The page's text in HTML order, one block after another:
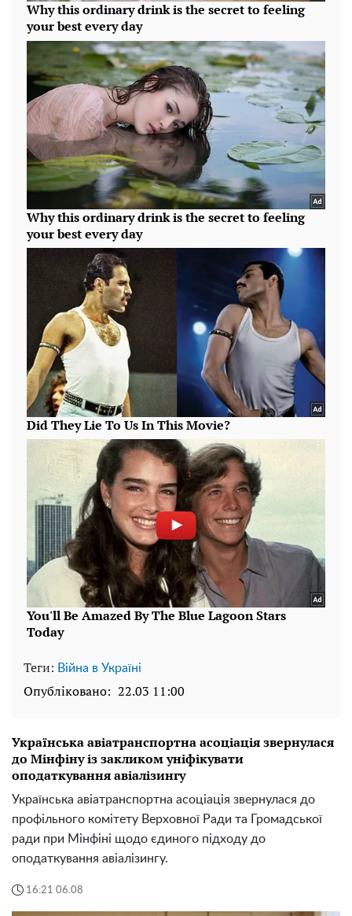
Теги: Війна в Україні
Опубліковано: 22.03 11:00
Українська авіатранспортна асоціація звернулася
до Мінфіну із закликом уніфікувати
оподаткування авіалізингу
Українська авіатранспортна асоціація звернулася до
профільного комітету Верховної Ради та Громадської
ради при Мінфіні щодо єдиного підходу до
оподаткування авіалізингу.
16:21 06.08